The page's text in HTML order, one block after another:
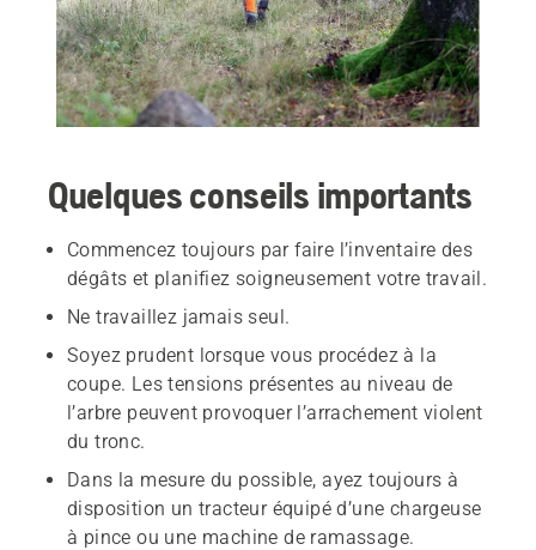
Quelques conseils importants
Commencez toujours par faire l’inventaire des
dégâts et planifiez soigneusement votre travail.
Ne travaillez jamais seul.
Soyez prudent lorsque vous procédez à la
coupe. Les tensions présentes au niveau de
l’arbre peuvent provoquer l’arrachement violent
du tronc.
Dans la mesure du possible, ayez toujours à
disposition un tracteur équipé d’une chargeuse
à pince ou une machine de ramassage.